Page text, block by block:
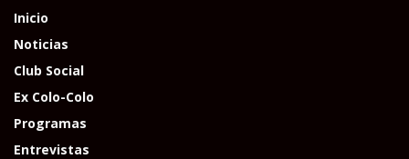
Inicio
Noticias
Club Social
Ex Colo-Colo
Programas
Entrevistas